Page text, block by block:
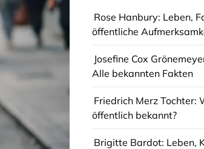
Rose Hanbury: Leben,
öffentliche
Josefine Cox
Alle bekannten Fakten
Friedrich Merz Tochter:
öffentlich bekannt?
Brigitte Bardot: Leben,